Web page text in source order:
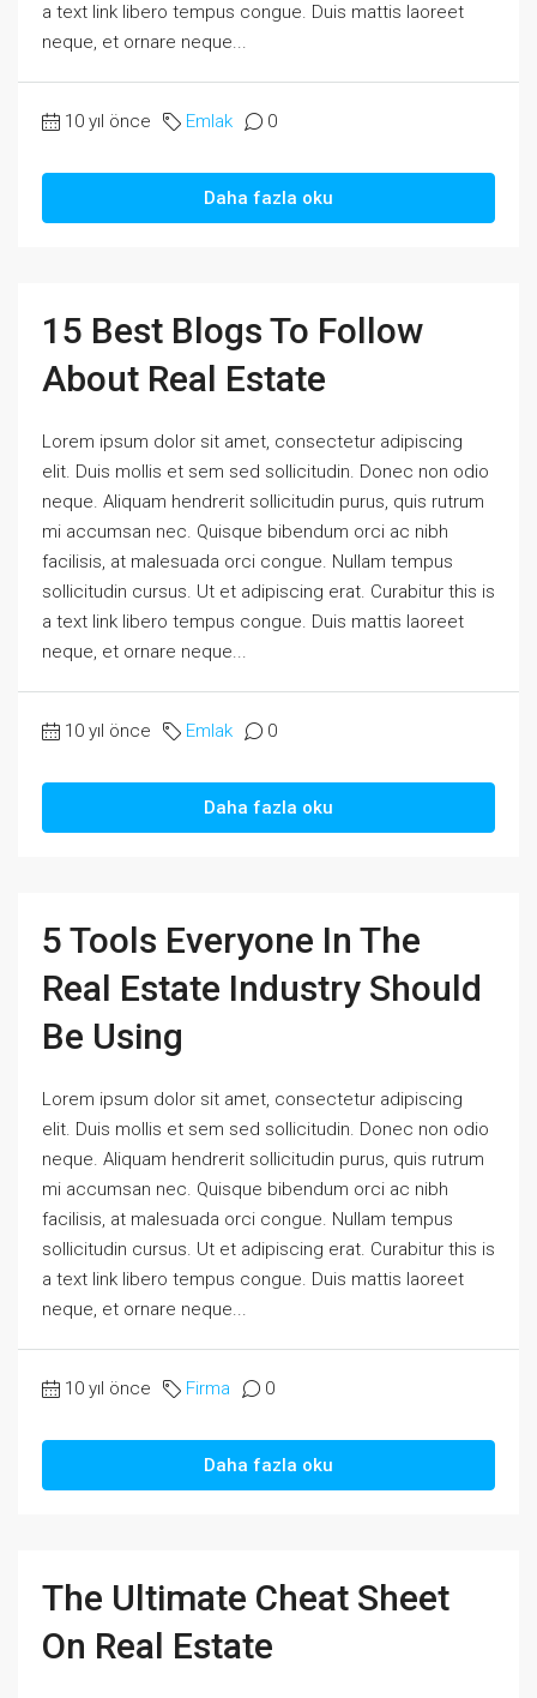
a text link libero tempus congue. Duis mattis laoreet
neque, et ornare neque...
10 yıl önce Emlak 0
Daha fazla oku
15 Best Blogs To Follow
About Real Estate
Lorem ipsum dolor sit amet, consectetur adipiscing
elit. Duis mollis et sem sed sollicitudin. Donec non odio
neque. Aliquam hendrerit sollicitudin purus, quis rutrum
mi accumsan nec. Quisque bibendum orci ac nibh
facilisis, at malesuada orci congue. Nullam tempus
sollicitudin cursus. Ut et adipiscing erat. Curabitur this is
a text link libero tempus congue. Duis mattis laoreet
neque, et ornare neque...
10 yıl önce Emlak 0
Daha fazla oku
5 Tools Everyone In The
Real Estate Industry Should
Be Using
Lorem ipsum dolor sit amet, consectetur adipiscing
elit. Duis mollis et sem sed sollicitudin. Donec non odio
neque. Aliquam hendrerit sollicitudin purus, quis rutrum
mi accumsan nec. Quisque bibendum orci ac nibh
facilisis, at malesuada orci congue. Nullam tempus
sollicitudin cursus. Ut et adipiscing erat. Curabitur this is
a text link libero tempus congue. Duis mattis laoreet
neque, et ornare neque...
10 yıl önce Firma 0
Daha fazla oku
The Ultimate Cheat Sheet
On Real Estate